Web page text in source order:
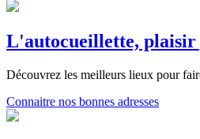
L'autocueillette, plaisir
Découvrez les meilleurs lieux pour
Connaitre nos bonnes adresses